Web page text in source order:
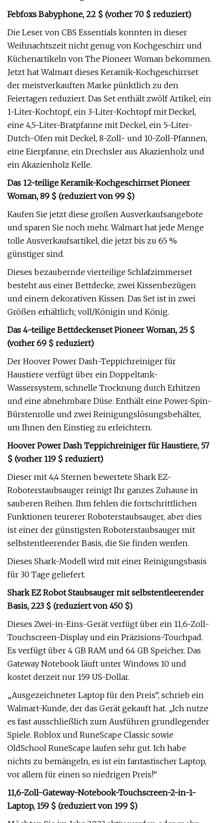
Febfoxs Babyphone, 22 $ (vorher 70 $ reduziert)
Die Leser von CBS Essentials konnten in dieser
Weihnachtszeit nicht genug von Kochgeschirr und
Küchenartikeln von The Pioneer Woman bekommen.
Jetzt hat Walmart dieses Keramik-Kochgeschirrset
der meistverkauften Marke pünktlich zu den
Feiertagen reduziert. Das Set enthält zwölf Artikel; ein
1-Liter-Kochtopf, ein 3-Liter-Kochtopf mit Deckel,
eine 4,5-Liter-Bratpfanne mit Deckel, ein 5-Liter-
Dutch-Ofen mit Deckel, 8-Zoll- und 10-Zoll-Pfannen,
eine Eierpfanne, ein Drechsler aus Akazienholz und
ein Akazienholz Kelle.
Das 12-teilige Keramik-Kochgeschirrset Pioneer
Woman, 89 $ (reduziert von 99 $)
Kaufen Sie jetzt diese großen Ausverkaufsangebote
und sparen Sie noch mehr. Walmart hat jede Menge
tolle Ausverkaufsartikel, die jetzt bis zu 65 %
günstiger sind.
Dieses bezaubernde vierteilige Schlafzimmerset
besteht aus einer Bettdecke, zwei Kissenbezügen
und einem dekorativen Kissen. Das Set ist in zwei
Größen erhältlich; voll/Königin und König.
Das 4-teilige Bettdeckenset Pioneer Woman, 25 $
(vorher 69 $ reduziert)
Der Hoover Power Dash-Teppichreiniger für
Haustiere verfügt über ein Doppeltank-
Wassersystem, schnelle Trocknung durch Erhitzen
und eine abnehmbare Düse. Enthält eine Power-Spin-
Bürstenrolle und zwei Reinigungslösungsbehälter,
um Ihnen den Einstieg zu erleichtern.
Hoover Power Dash Teppichreiniger für Haustiere, 57
$ (vorher 119 $ reduziert)
Dieser mit 4,4 Sternen bewertete Shark EZ-
Roboterstaubsauger reinigt Ihr ganzes Zuhause in
sauberen Reihen. Ihm fehlen die fortschrittlichen
Funktionen teurerer Roboterstaubsauger, aber dies
ist einer der günstigsten Roboterstaubsauger mit
selbstentleerender Basis, die Sie finden werden.
Dieses Shark-Modell wird mit einer Reinigungsbasis
für 30 Tage geliefert.
Shark EZ Robot Staubsauger mit selbstentleerender
Basis, 223 $ (reduziert von 450 $)
Dieses Zwei-in-Eins-Gerät verfügt über ein 11,6-Zoll-
Touchscreen-Display und ein Präzisions-Touchpad.
Es verfügt über 4 GB RAM und 64 GB Speicher. Das
Gateway Notebook läuft unter Windows 10 und
kostet derzeit nur 159 US-Dollar.
„Ausgezeichneter Laptop für den Preis“, schrieb ein
Walmart-Kunde, der das Gerät gekauft hat. „Ich nutze
es fast ausschließlich zum Ausführen grundlegender
Spiele. Roblox und RuneScape Classic sowie
OldSchool RuneScape laufen sehr gut. Ich habe
nichts zu bemängeln, es ist ein fantastischer Laptop,
vor allem für einen so niedrigen Preis!“
11,6-Zoll-Gateway-Notebook-Touchscreen-2-in-1-
Laptop, 159 $ (reduziert von 199 $)